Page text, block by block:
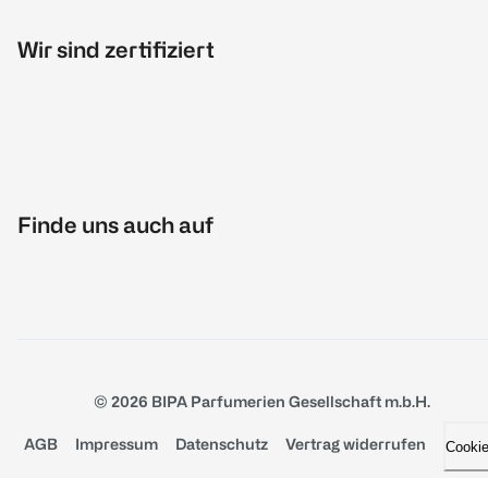
Wir sind zertifiziert
Finde uns auch auf
© 2026 BIPA Parfumerien Gesellschaft m.b.H.
AGB Impressum Datenschutz Vertrag widerrufen